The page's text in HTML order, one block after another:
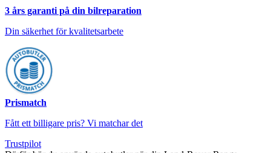
3 års garanti på din bilreparation
Din säkerhet för kvalitetsarbete
Prismatch
Fått ett billigare pris? Vi matchar det
Trustpilot